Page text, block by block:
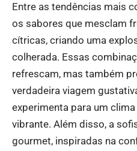
Entre as tendências mais
os sabores que mesclam
cítricas, criando uma
colherada. Essas
refrescam, mas também
verdadeira viagem
experimenta para um
vibrante. Além disso, a
gourmet, inspiradas na